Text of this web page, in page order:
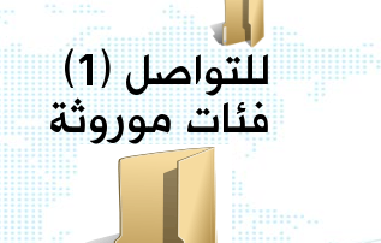
للتواصل (1)
فئات موروثة